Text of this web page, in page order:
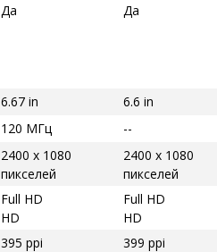
Да Да
6.67 in
6.6 in
120 МГц
--
2400 x 1080
пикселей
2400 x 1080
пикселей
Full HD
HD
Full HD
HD
395 ppi
399 ppi